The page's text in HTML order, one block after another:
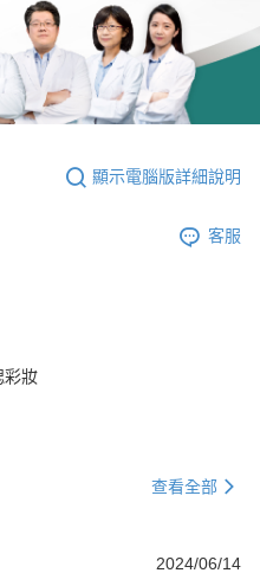
顯示電腦版詳細說明
客服
彩妝
查看全部
2024/06/14